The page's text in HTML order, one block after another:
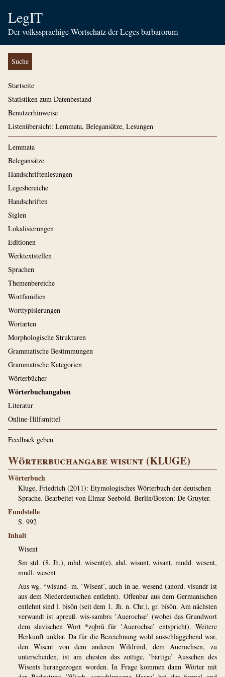
LegIT
Der volkssprachige Wortschatz der Leges barbarorum
Suche
Startseite
Statistiken zum Datenbestand
Benutzerhinweise
Listenübersicht: Lemmata, Belegansätze, Lesungen
Lemmata
Belegansätze
Handschriftenlesungen
Legesbereiche
Handschriften
Siglen
Lokalisierungen
Editionen
Werktextstellen
Sprachen
Themenbereiche
Wortfamilien
Worttypisierungen
Wortarten
Morphologische Strukturen
Grammatische Bestimmungen
Grammatische Kategorien
Wörterbücher
Wörterbuchangaben
Literatur
Online-Hilfsmittel
Feedback geben
Wörterbuchangabe wisunt (KLUGE)
Wörterbuch
Kluge, Friedrich (2011): Etymologisches Wörterbuch der deutschen
Sprache. Bearbeitet von Elmar Seebold. Berlin/Boston: De Gruyter.
Fundstelle
S. 992
Inhalt
Wisent
Sm std. (8. Jh.), mhd. wisent(e), ahd. wisunt, wisant, mndd. wesent,
mndl. wesent
Aus wg. *wisund- m. ‛Wisent’, auch in ae. wesend (­anord. visundr ist
aus dem Niederdeutschen entlehnt). Offenbar aus dem Germanischen
entlehnt sind l. bisōn (seit dem 1. Jh. n. Chr.), gr. bísōn. Am nächsten
verwandt ist apreuß. wis-sambrs ‛Auerochse’ (wobei das Grundwort
dem slavischen Wort *zo̧brŭ für ‛Auerochse’ entspricht). Weitere
Herkunft unklar. Da für die Bezeichnung wohl ausschlaggebend war,
den Wisent von dem anderen Wildrind, dem Auerochsen, zu
unterscheiden, ist am ehesten das zottige, ‛bärtige’ Aussehen des
Wisents herangezogen worden. In Frage kommen dann Wörter mit